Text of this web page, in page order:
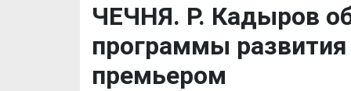
ЧЕЧНЯ. Р. Кадыров
программы
премьером